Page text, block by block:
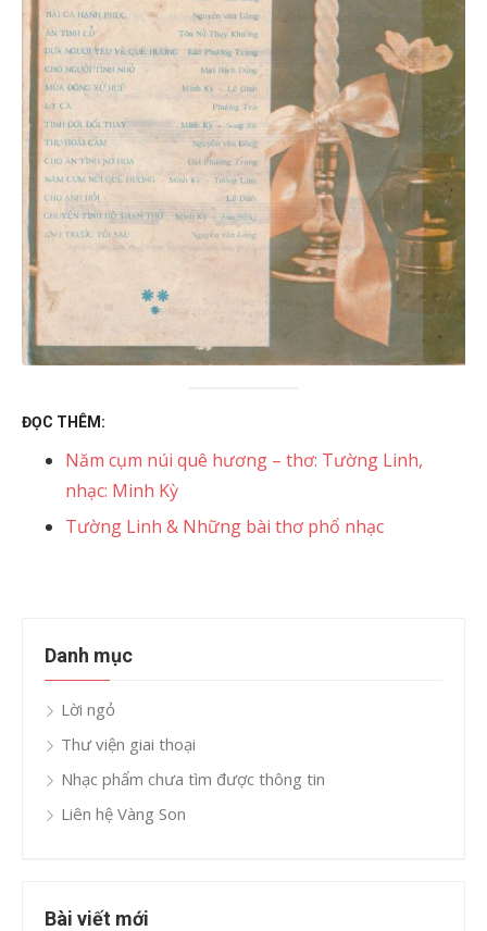
ĐỌC THÊM:
Năm cụm núi quê hương – thơ: Tường Linh,
nhạc: Minh Kỳ
Tường Linh & Những bài thơ phổ nhạc
Danh mục
Lời ngỏ
Thư viện giai thoại
Nhạc phẩm chưa tìm được thông tin
Liên hệ Vàng Son
Bài viết mới